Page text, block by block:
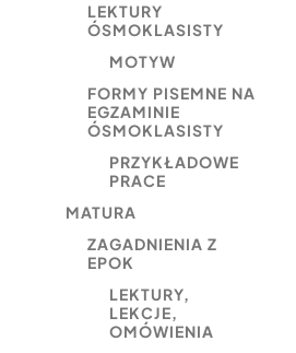
LEKTURY
ÓSMOKLASISTY
MOTYW
FORMY PISEMNE NA
EGZAMINIE
ÓSMOKLASISTY
PRZYKŁADOWE
PRACE
MATURA
ZAGADNIENIA Z
EPOK
LEKTURY,
LEKCJE,
OMÓWIENIA